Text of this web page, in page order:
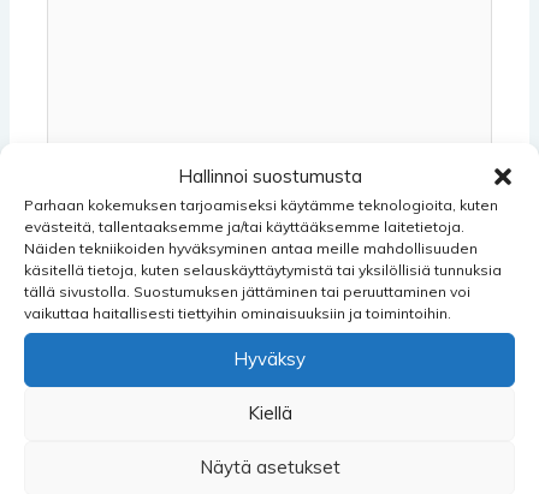
Hallinnoi suostumusta
Parhaan kokemuksen tarjoamiseksi käytämme teknologioita, kuten
evästeitä, tallentaaksemme ja/tai käyttääksemme laitetietoja.
Näiden tekniikoiden hyväksyminen antaa meille mahdollisuuden
käsitellä tietoja, kuten selauskäyttäytymistä tai yksilöllisiä tunnuksia
tällä sivustolla. Suostumuksen jättäminen tai peruuttaminen voi
vaikuttaa haitallisesti tiettyihin ominaisuuksiin ja toimintoihin.
Hyväksy
Kiellä
Näytä asetukset
Name*